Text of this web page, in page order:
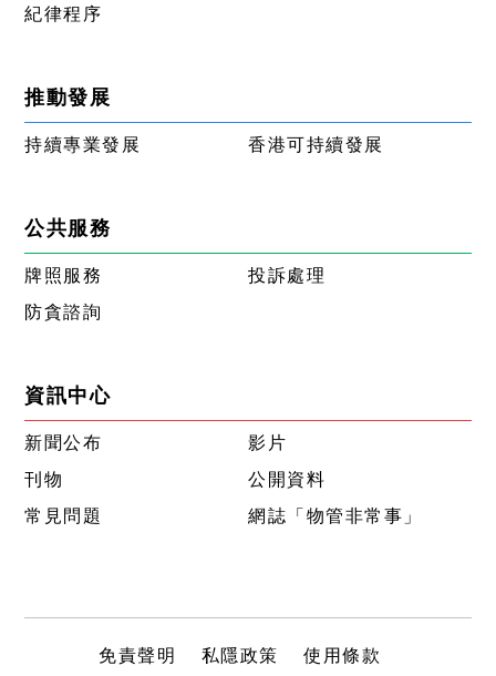
紀律程序
推動發展
持續專業發展 香港可持續發展
公共服務
牌照服務
投訴處理
防貪諮詢
資訊中心
新聞公布
影片
刊物
公開資料
常見問題
網誌「物管非常事」
免責聲明 私隱政策 使用條款